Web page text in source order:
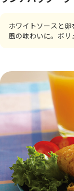
ホワイトソースと
風の味わいに。ボリ